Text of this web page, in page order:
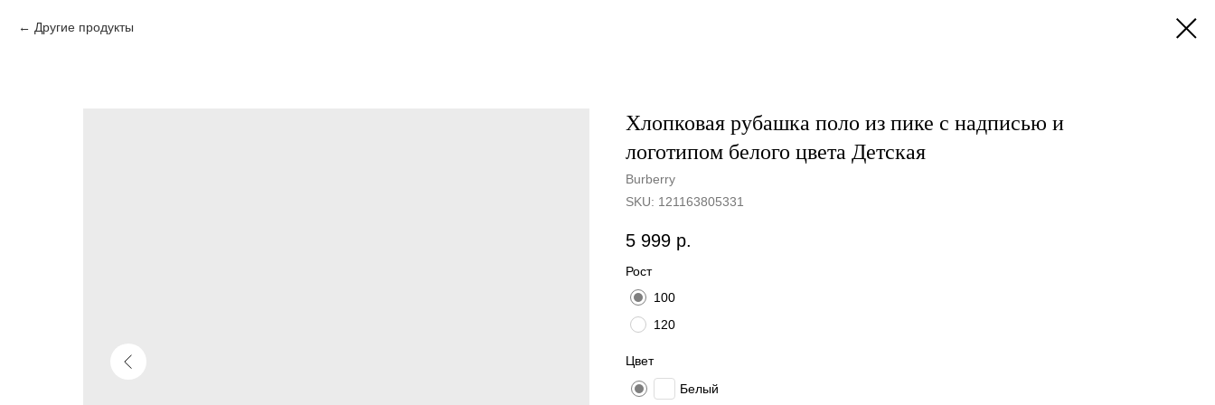
Другие продукты
Хлопковая рубашка поло из пике с надписью и
логотипом белого цвета Детская
Burberry
SKU: 121163805331
5 999 р.
Рост
100
120
Цвет
Белый